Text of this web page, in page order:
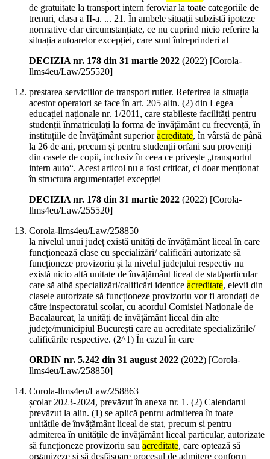
de gratuitate la transport intern feroviar la toate categoriile de
trenuri, clasa a II-a. ... 21. În ambele situații subzistă ipoteze
normative clar circumstanțiate, ce nu cuprind nicio referire la
situația autoarelor excepției, care sunt întreprinderi al
DECIZIA nr. 178 din 31 martie 2022 (2022) [Corola-
llms4eu/Law/255520]
prestarea serviciilor de transport rutier. Referirea la situația
acestor operatori se face în art. 205 alin. (2) din Legea
educației naționale nr. 1/2011, care stabilește facilități pentru
studenții înmatriculați la forma de învățământ cu frecvență, în
instituțiile de învățământ superioracreditate, în vârstă de până
la 26 de ani, precum și pentru studenții orfani sau proveniți
din casele de copii, inclusiv în ceea ce privește „transportul
intern auto“. Acest articol nu a fost criticat, ci doar menționat
în structura argumentației excepției
DECIZIA nr. 178 din 31 martie 2022 (2022) [Corola-
llms4eu/Law/255520]
Corola-llms4eu/Law/258850
la nivelul unui județ există unități de învățământ liceal în care
funcționează clase cu specializări/ calificări autorizate să
funcționeze provizoriu și la nivelul județului respectiv nu
există nicio altă unitate de învățământ liceal de stat/particular
care să aibă specializări/calificări identice acreditate, elevii din
clasele autorizate să funcționeze provizoriu vor fi arondați de
către inspectoratul școlar, cu acordul Comisiei Naționale de
Bacalaureat, la unități de învățământ liceal din alte
județe/municipiul București care au acreditate specializările/
calificările respective. (2^1) În cazul în care
ORDIN nr. 5.242 din 31 august 2022 (2022) [Corola-
llms4eu/Law/258850]
Corola-llms4eu/Law/258863
școlar 2023-2024, prevăzut în anexa nr. 1. (2) Calendarul
prevăzut la alin. (1) se aplică pentru admiterea în toate
unitățile de învățământ liceal de stat, precum și pentru
admiterea în unitățile de învățământ liceal particular, autorizate
să funcționeze provizoriu sau acreditate, care optează să
organizeze și să desfășoare procesul de admitere conform